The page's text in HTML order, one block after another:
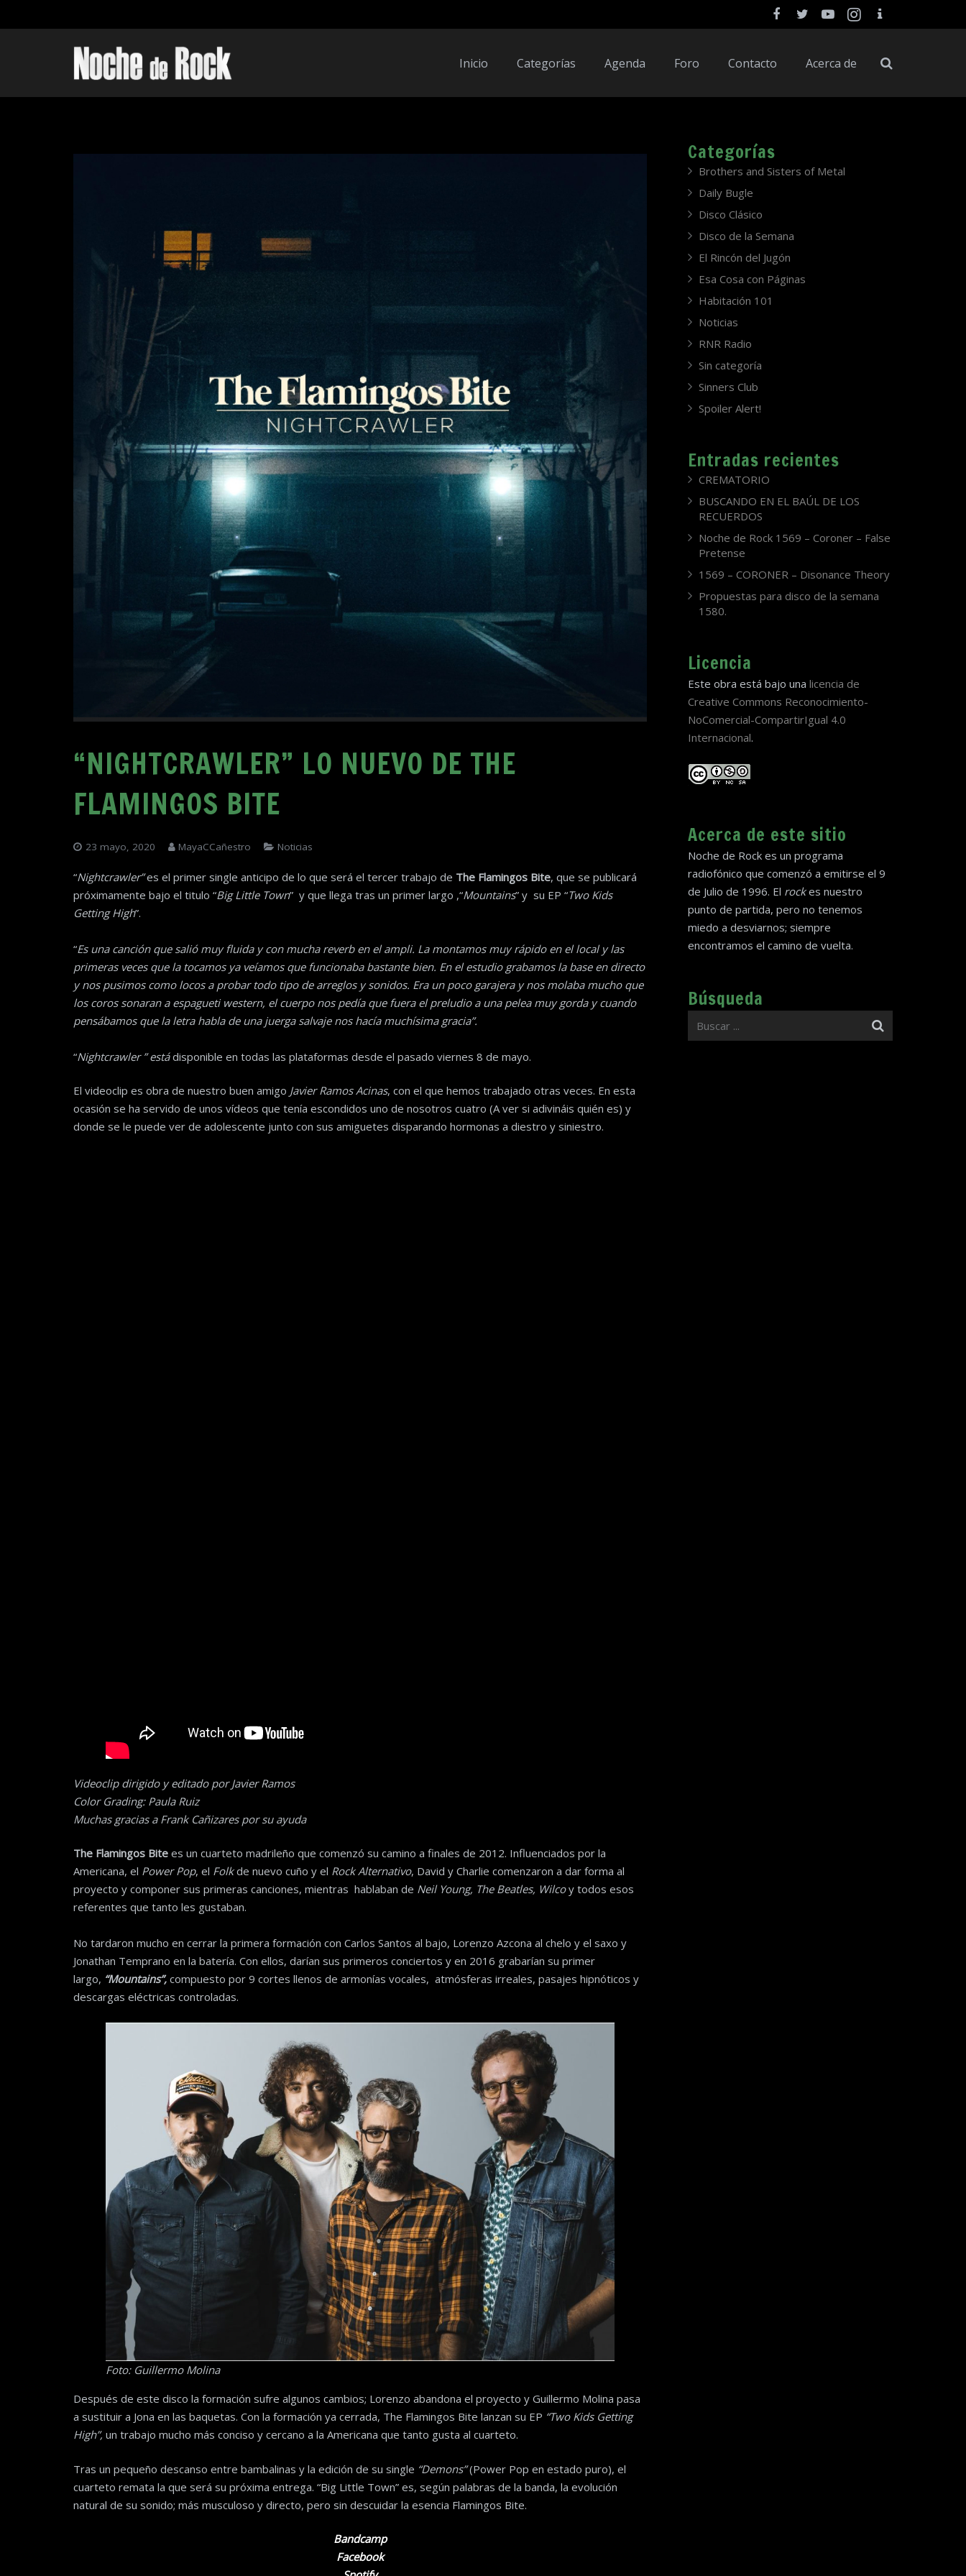
Inicio Categorías Agenda Foro Contacto Acerca de
“NIGHTCRAWLER” LO NUEVO DE THE
FLAMINGOS BITE
23 mayo, 2020 MayaCCañestro Noticias
“Nightcrawler”es el primer single anticipo de lo que será el tercer trabajo de The Flamingos Bite, que se publicará
próximamente bajo el titulo “Big Little Town” y que llega tras un primer largo ,“Mountains” y su EP “Two Kids
Getting High”.
“Es una canción que salió muy fluida y con mucha reverb en el ampli. La montamos muy rápido en el local y las
primeras veces que la tocamos ya veíamos que funcionaba bastante bien. En el estudio grabamos la base en directo
y nos pusimos como locos a probar todo tipo de arreglos y sonidos. Era un poco garajera y nos molaba mucho que
los coros sonaran a espagueti western, el cuerpo nos pedía que fuera el preludio a una pelea muy gorda y cuando
pensábamos que la letra habla de una juerga salvaje nos hacía muchísima gracia”.
“Nightcrawler ” estádisponible en todas las plataformas desde el pasado viernes 8 de mayo.
El videoclip es obra de nuestro buen amigo Javier Ramos Acinas, con el que hemos trabajado otras veces. En esta
ocasión se ha servido de unos vídeos que tenía escondidos uno de nosotros cuatro (A ver si adivináis quién es) y
donde se le puede ver de adolescente junto con sus amiguetes disparando hormonas a diestro y siniestro.
Videoclip dirigido y editado por Javier Ramos
Color Grading: Paula Ruiz
Muchas gracias a Frank Cañizares por su ayuda
The Flamingos Bite es un cuarteto madrileño que comenzó su camino a finales de 2012. Influenciados por la
Americana, el Power Pop, el Folkde nuevo cuño y el Rock Alternativo, David y Charlie comenzaron a dar forma al
proyecto y componer sus primeras canciones, mientras hablaban de Neil Young, The Beatles, Wilcoy todos esos
referentes que tanto les gustaban.
No tardaron mucho en cerrar la primera formación con Carlos Santos al bajo, Lorenzo Azcona al chelo y el saxo y
Jonathan Temprano en la batería. Con ellos, darían sus primeros conciertos y en 2016 grabarían su primer
largo, “Mountains”, compuesto por 9 cortes llenos de armonías vocales, atmósferas irreales, pasajes hipnóticos y
descargas eléctricas controladas.
Foto: Guillermo Molina
Después de este disco la formación sufre algunos cambios; Lorenzo abandona el proyecto y Guillermo Molina pasa
a sustituir a Jona en las baquetas. Con la formación ya cerrada, The Flamingos Bite lanzan su EP “Two Kids Getting
High”, un trabajo mucho más conciso y cercano a la Americana que tanto gusta al cuarteto.
Tras un pequeño descanso entre bambalinas y la edición de su single “Demons”(Power Pop en estado puro), el
cuarteto remata la que será su próxima entrega. “Big Little Town” es, según palabras de la banda, la evolución
natural de su sonido; más musculoso y directo, pero sin descuidar la esencia Flamingos Bite.
Bandcamp
Facebook
Categorías
Brothers and Sisters of Metal
Daily Bugle
Disco Clásico
Disco de la Semana
El Rincón del Jugón
Esa Cosa con Páginas
Habitación 101
Noticias
RNR Radio
Sin categoría
Sinners Club
Spoiler Alert!
Entradas recientes
CREMATORIO
BUSCANDO EN EL BAÚL DE LOS
RECUERDOS
Noche de Rock 1569 – Coroner – False
Pretense
1569 – CORONER – Disonance Theory
Propuestas para disco de la semana
1580.
Licencia
Este obra está bajo una licencia de
Creative Commons Reconocimiento-
NoComercial-CompartirIgual 4.0
Internacional.
Acerca de este sitio
Noche de Rock es un programa
radiofónico que comenzó a emitirse el 9
de Julio de 1996. El rockes nuestro
punto de partida, pero no tenemos
miedo a desviarnos; siempre
encontramos el camino de vuelta.
Búsqueda